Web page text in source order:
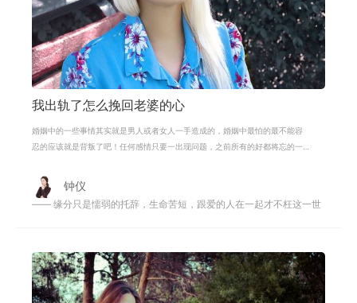
我出轨了怎么挽回老婆的心
婚姻中的一些事情其实就是男人或者女人一手造成的，婚姻中最怕的最不能容
忍的应该就是背叛了吧！任何感情只要一出现问题，之前所有的好都将忘的一
钟仪
—— 缘分只是懦弱的托辞，生命苦短，跟爱的人在一起才不枉这一世